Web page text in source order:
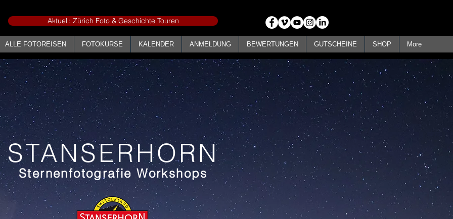
Aktuell: Zürich Foto & Geschichte Touren
ALLE FOTOREISEN FOTOKURSE KALENDER ANMELDUNG BEWERTUNGEN GUTSCHEINE SHOP More
STANSERHORN
Sternenfotografie Workshops